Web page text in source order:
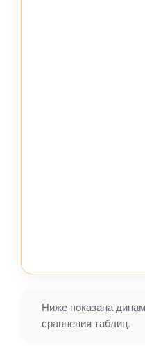
Ниже показана
сравнения таблиц.